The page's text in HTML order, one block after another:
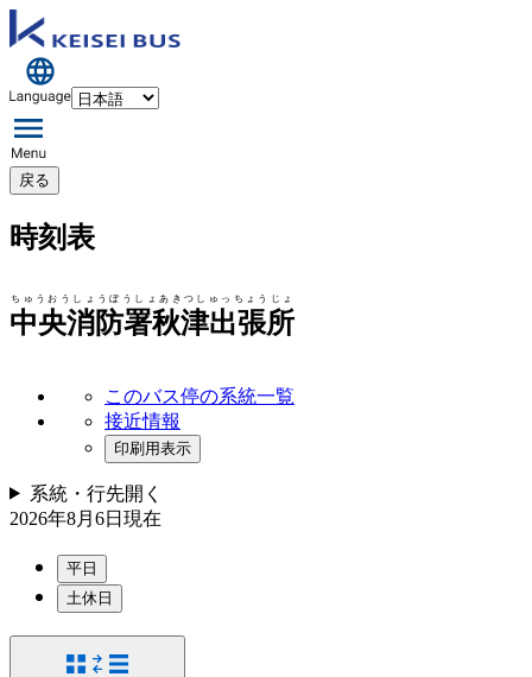
戻る
時刻表
中央消防署秋津出張所
ちゅうおうしょうぼうしょあきつしゅっちょうじょ
このバス停の系統一覧
接近情報
印刷用表示
系統・行先開く
2026年8月6日 現在
平日
土休日